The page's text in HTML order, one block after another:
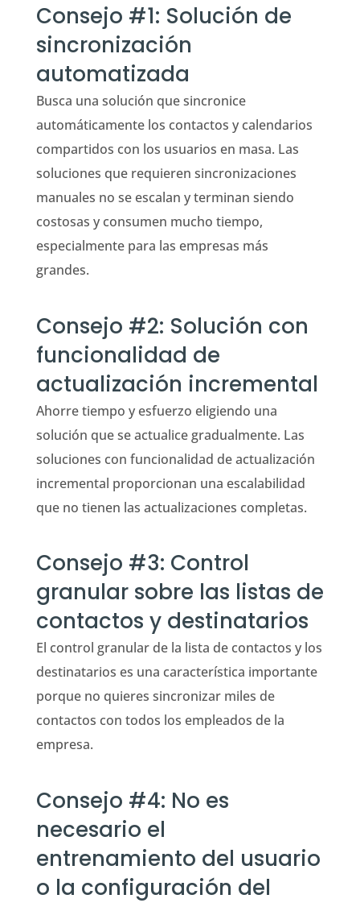
Consejo #1: Solución de
sincronización
automatizada
Busca una solución que sincronice
automáticamente los contactos y calendarios
compartidos con los usuarios en masa. Las
soluciones que requieren sincronizaciones
manuales no se escalan y terminan siendo
costosas y consumen mucho tiempo,
especialmente para las empresas más
grandes.
Consejo #2: Solución con
funcionalidad de
actualización incremental
Ahorre tiempo y esfuerzo eligiendo una
solución que se actualice gradualmente. Las
soluciones con funcionalidad de actualización
incremental proporcionan una escalabilidad
que no tienen las actualizaciones completas.
Consejo #3: Control
granular sobre las listas de
contactos y destinatarios
El control granular de la lista de contactos y los
destinatarios es una característica importante
porque no quieres sincronizar miles de
contactos con todos los empleados de la
empresa.
Consejo #4: No es
necesario el
entrenamiento del usuario
o la configuración del